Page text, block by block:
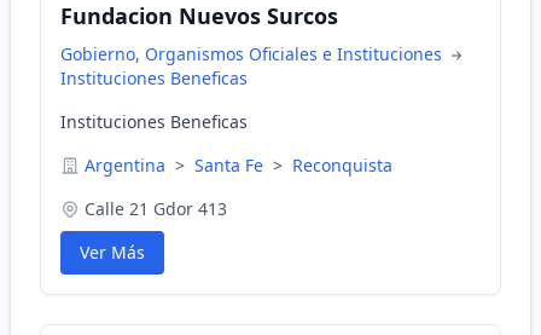
Fundacion Nuevos Surcos
Gobierno, Organismos Oficiales e Instituciones
Instituciones Beneficas
Instituciones Beneficas
Argentina > Santa Fe > Reconquista
Calle 21 Gdor 413
Ver Más